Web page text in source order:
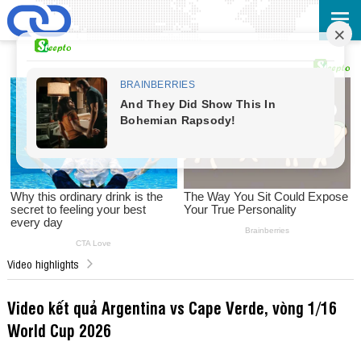
Video highlights
Video kết quả Argentina vs Cape Verde, vòng 1/16
World Cup 2026